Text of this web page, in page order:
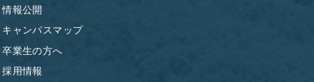
情報公開
キャンパスマップ
卒業生の方へ
採用情報